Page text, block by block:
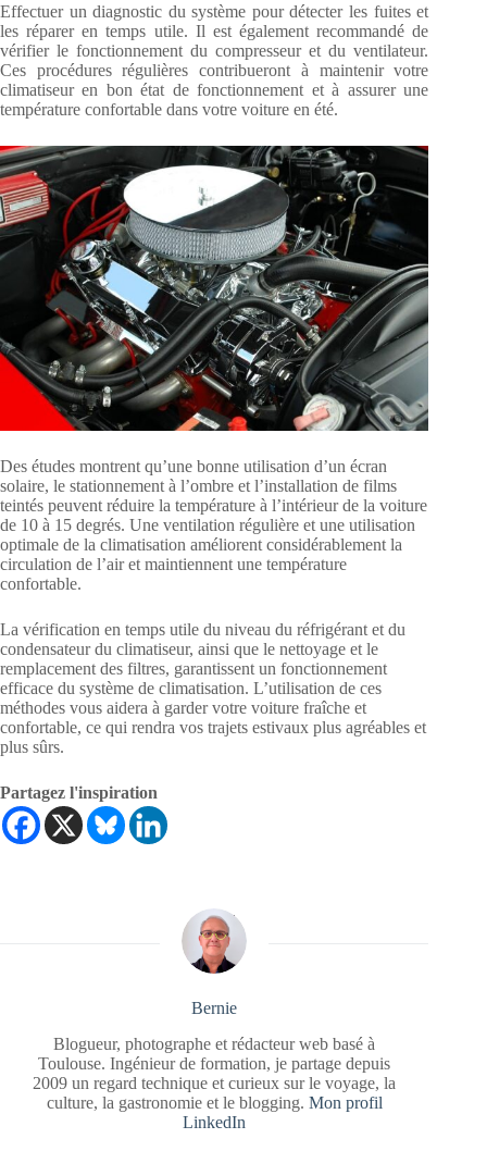
Effectuer un diagnostic du système pour détecter les fuites et
les réparer en temps utile. Il est également recommandé de
vérifier le fonctionnement du compresseur et du ventilateur.
Ces procédures régulières contribueront à maintenir votre
climatiseur en bon état de fonctionnement et à assurer une
température confortable dans votre voiture en été.
Des études montrent qu’une bonne utilisation d’un écran
solaire, le stationnement à l’ombre et l’installation de films
teintés peuvent réduire la température à l’intérieur de la voiture
de 10 à 15 degrés. Une ventilation régulière et une utilisation
optimale de la climatisation améliorent considérablement la
circulation de l’air et maintiennent une température
confortable.
La vérification en temps utile du niveau du réfrigérant et du
condensateur du climatiseur, ainsi que le nettoyage et le
remplacement des filtres, garantissent un fonctionnement
efficace du système de climatisation. L’utilisation de ces
méthodes vous aidera à garder votre voiture fraîche et
confortable, ce qui rendra vos trajets estivaux plus agréables et
plus sûrs.
Partagez l'inspiration
Bernie
Blogueur, photographe et rédacteur web basé à
Toulouse. Ingénieur de formation, je partage depuis
2009 un regard technique et curieux sur le voyage, la
culture, la gastronomie et le blogging. Mon profil
LinkedIn